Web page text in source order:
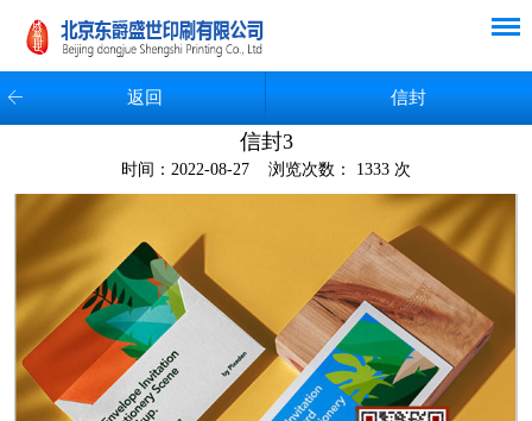
返回 信封
信封3
时间：2022-08-27 浏览次数： 1333 次